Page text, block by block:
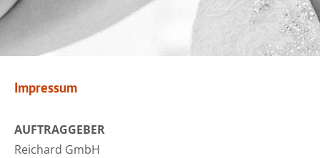
Impressum
AUFTRAGGEBER
Reichard GmbH